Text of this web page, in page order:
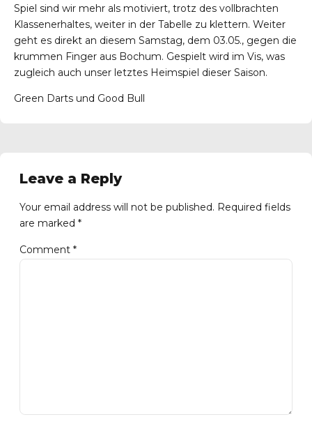
Spiel sind wir mehr als motiviert, trotz des vollbrachten
Klassenerhaltes, weiter in der Tabelle zu klettern. Weiter
geht es direkt an diesem Samstag, dem 03.05., gegen die
krummen Finger aus Bochum. Gespielt wird im Vis, was
zugleich auch unser letztes Heimspiel dieser Saison.
Green Darts und Good Bull
Leave a Reply
Your email address will not be published. Required fields
are marked *
Comment *